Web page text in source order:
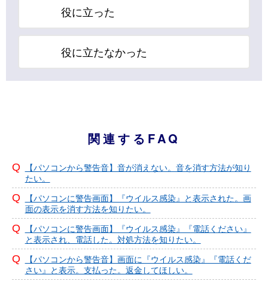
役に立った
役に立たなかった
関連するFAQ
【パソコンから警告音】音が消えない。音を消す方法が知り
たい。
【パソコンに警告画面】『ウイルス感染』と表示された。画
面の表示を消す方法を知りたい。
【パソコンに警告画面】『ウイルス感染』『電話ください』
と表示され、電話した。対処方法を知りたい。
【パソコンから警告音】画面に『ウイルス感染』『電話くだ
さい』と表示。支払った。返金してほしい。